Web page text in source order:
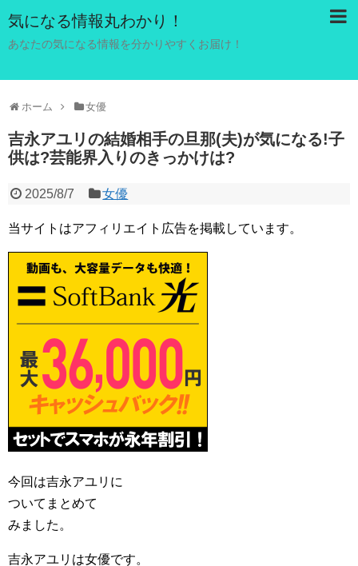
気になる情報丸わかり！
あなたの気になる情報を分かりやすくお届け！
ホーム 女優
吉永アユリの結婚相手の旦那(夫)が気になる!子
供は?芸能界入りのきっかけは?
2025/8/7 女優
当サイトはアフィリエイト広告を掲載しています。
今回は吉永アユリに
ついてまとめて
みました。
吉永アユリは女優です。